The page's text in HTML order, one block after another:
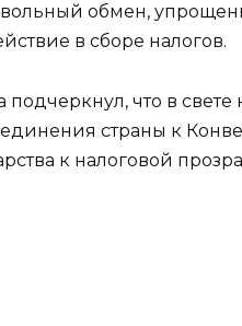
обмен,
в сборе налогов.
подчеркнул, что в
страны к
к налоговой